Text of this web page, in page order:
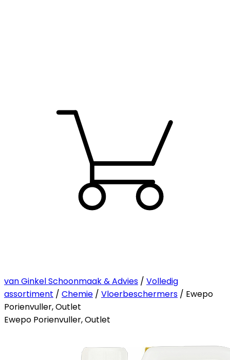
van Ginkel Schoonmaak & Advies / Volledig
assortiment / Chemie / Vloerbeschermers / Ewepo
Porienvuller, Outlet
Ewepo Porienvuller, Outlet